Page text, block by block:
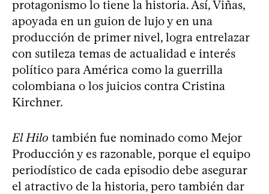
protagonismo lo tiene la historia. Así, Viñas,
apoyada en un guion de lujo y en una
producción de primer nivel, logra entrelazar
con sutileza temas de actualidad e interés
político para América como la guerrilla
colombiana o los juicios contra Cristina
Kirchner.
El Hilo también fue nominado como Mejor
Producción y es razonable, porque el equipo
periodístico de cada episodio debe asegurar
el atractivo de la historia, pero también dar